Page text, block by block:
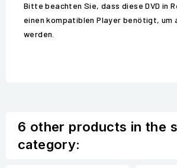
Bitte beachten Sie, dass diese DVD in
einen kompatiblen Player benötigt, um
werden.
6 other products in the
category: